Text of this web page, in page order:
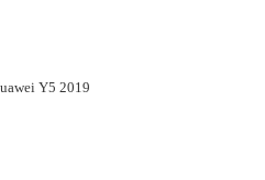
Y5 2019